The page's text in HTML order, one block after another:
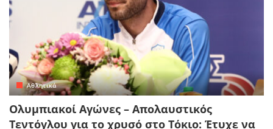
Αθλητικά
Ολυμπιακοί Αγώνες – Απολαυστικός
Τεντόγλου για το χρυσό στο Τόκιο: Έτυχε να